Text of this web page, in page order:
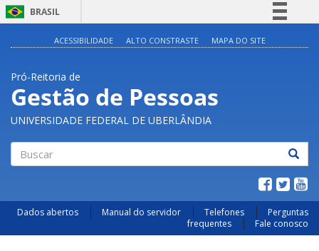
BRASIL
Acesso à informação
Legislação
Canais
ACESSIBILIDADE ALTO CONSTRASTE MAPA DO SITE
Pró-Reitoria de
Gestão de Pessoas
UNIVERSIDADE FEDERAL DE UBERLÂNDIA
Dados abertos Manual do servidor Telefones
Perguntas
frequentes
Fale conosco